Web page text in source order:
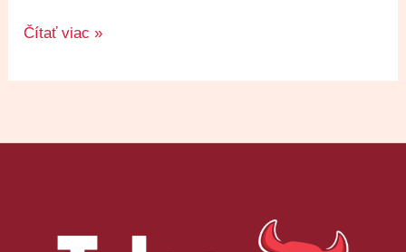
Čítať viac »